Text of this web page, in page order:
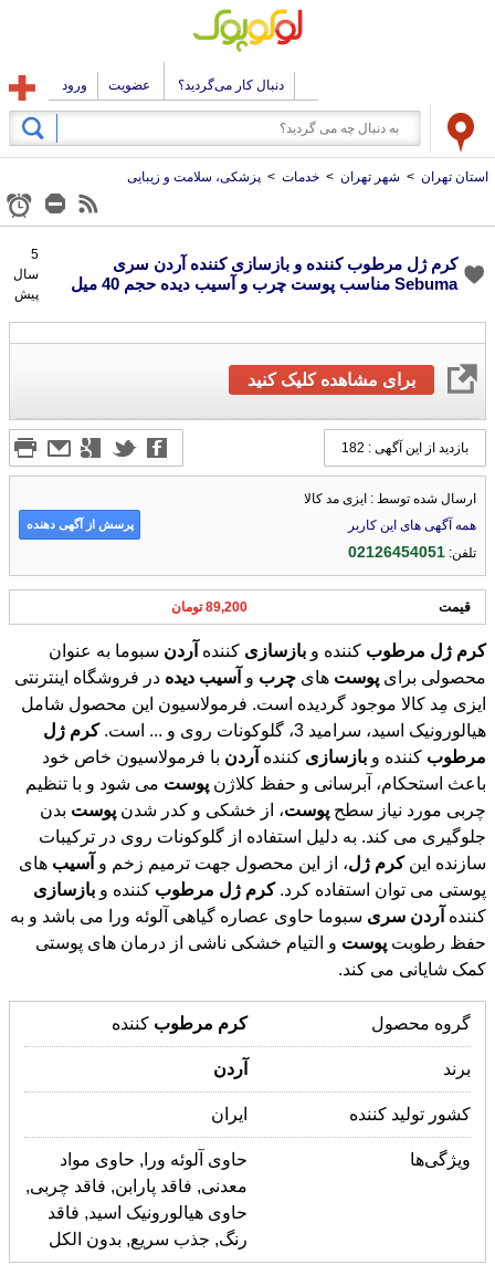
دنبال کار می‌گردید؟ عضویت ورود
استان تهران > شهر تهران > خدمات > پزشکی، سلامت و زیبایی
کرم ژل مرطوب کننده و بازسازی کننده آردن سری
Sebuma مناسب پوست چرب و آسیب دیده حجم 40 میل
5
سال
پیش
برای مشاهده کلیک کنید
بازدید از این آگهی : 182
ارسال شده توسط : ایزی مد کالا
همه آگهی های این کاربر
تلفن:02126454051
پرسش از آگهی دهنده
قیمت 89,200 تومان
کرم ژل مرطوب کننده و بازسازی کننده آردن سبوما به عنوان
محصولی برای پوست های چرب و آسیب دیده در فروشگاه اینترنتی
ایزی مِد کالا موجود گردیده است. فرمولاسیون این محصول شامل
هیالورونیک اسید، سرامید 3، گلوکونات روی و ... است. کرم ژل
مرطوب کننده و بازسازی کننده آردن با فرمولاسیون خاص خود
باعث استحکام، آبرسانی و حفظ کلاژن پوست می شود و با تنظیم
چربی مورد نیاز سطح پوست، از خشکی و کدر شدن پوست بدن
جلوگیری می کند. به دلیل استفاده از گلوکونات روی در ترکیبات
سازنده اینکرم ژل، از این محصول جهت ترمیم زخم و آسیب های
پوستی می توان استفاده کرد.کرم ژل مرطوب کننده و بازسازی
کننده آردن سری سبوما حاوی عصاره گیاهی آلوئه ورا می باشد و به
حفظ رطوبت پوست و التیام خشکی ناشی از درمان های پوستی
کمک شایانی می کند.
گروه محصول کرم مرطوب کننده
برند آردن
کشور تولید کننده ایران
ویژگی‌ها حاوی آلوئه ورا, حاوی مواد
معدنی, فاقد پارابن, فاقد چربی,
حاوی هیالورونیک اسید, فاقد
رنگ, جذب سریع, بدون الکل